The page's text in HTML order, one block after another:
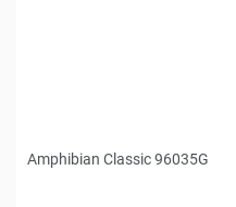
Amphibian Classic 96035G